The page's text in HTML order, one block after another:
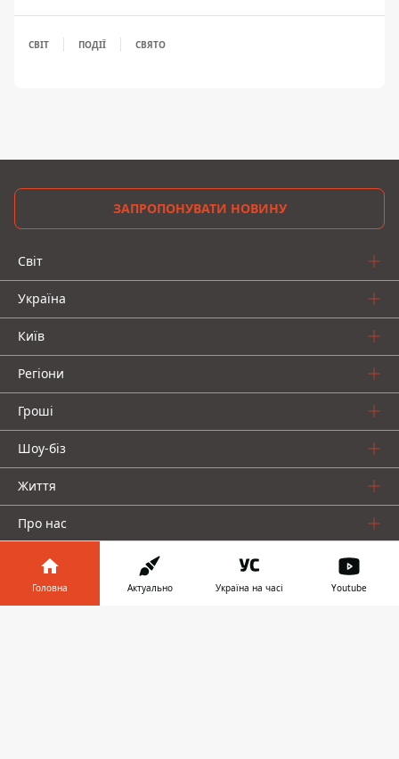
СВІТ ПОДІЇ СВЯТО
ЗАПРОПОНУВАТИ НОВИНУ
Світ
Україна
Київ
Регіони
Гроші
Шоу-біз
Життя
Про нас
Головна Актуально Україна на часі Youtube